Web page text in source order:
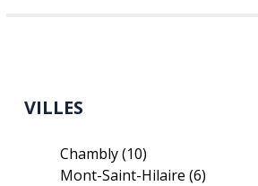
VILLES
Chambly(10)
Mont-Saint-Hilaire(6)